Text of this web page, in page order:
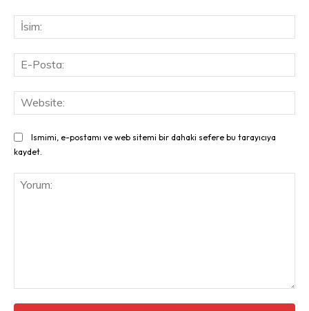
Ismimi, e-postamı ve web sitemi bir dahaki sefere bu tarayıcıya
kaydet.